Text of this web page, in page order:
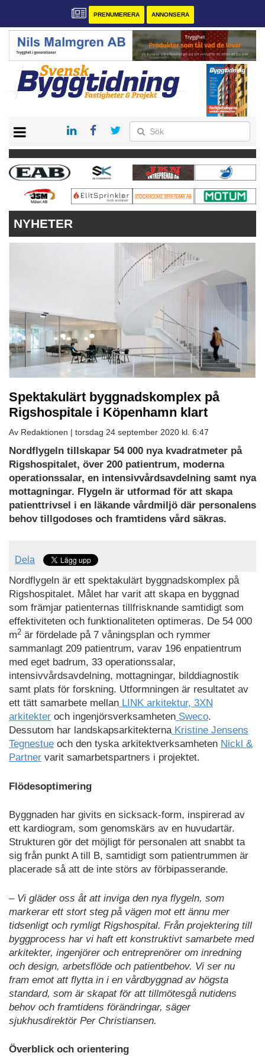
PRENUMERERA ANNONSERA
PRENUMERERA
VÅRA ANDRA MAGASIN
ANNONSERA
NYHETER
Spektakulärt byggnadskomplex på
Rigshospitale i Köpenhamn klart
Av Redaktionen | torsdag 24 september 2020 kl. 6:47
Nordflygeln tillskapar 54 000 nya kvadratmeter på
Rigshospitalet, över 200 patientrum, moderna
operationssalar, en intensivvårdsavdelning samt nya
mottagningar. Flygeln är utformad för att skapa
patienttrivsel i en läkande vårdmiljö där personalens
behov tillgodoses och framtidens vård säkras.
Dela
Nordflygeln är ett spektakulärt byggnadskomplex på
Rigshospitalet. Målet har varit att skapa en byggnad
som främjar patienternas tillfrisknande samtidigt som
effektiviteten och funktionaliteten optimeras. De 54 000
m2 är fördelade på 7 våningsplan och rymmer
sammanlagt 209 patientrum, varav 196 enpatientrum
med eget badrum, 33 operationssalar,
intensivvårdsavdelning, mottagningar, bilddiagnostik
samt plats för forskning. Utformningen är resultatet av
ett tätt samarbete mellan LINK arkitektur, 3XN
arkitekter och ingenjörsverksamheten Sweco.
Dessutom har landskapsarkitekternaKristine Jensens
Tegnestue och den tyska arkitektverksamheten Nickl &
Partner varit samarbetspartners i projektet.
Flödesoptimering
Byggnaden har givits en sicksack-form, inspirerad av
ett kardiogram, som genomskärs av en huvudartär.
Strukturen gör det möjligt för personalen att snabbt ta
sig från punkt A till B, samtidigt som patientrummen är
placerade så att de inte störs av förbipasserande.
– Vi gläder oss åt att inviga den nya flygeln, som
markerar ett stort steg på vägen mot ett ännu mer
tidsenligt och rymligt Rigshospital. Från projektering till
byggprocess har vi haft ett konstruktivt samarbete med
arkitekter, ingenjörer och entreprenörer om inredning
och design, arbetsflöde och patientbehov. Vi ser nu
fram emot att flytta in i en vårdbyggnad av högsta
standard, som är skapat för att tillmötesgå nutidens
behov och framtidens förändringar, säger
sjukhusdirektör Per Christiansen.
Överblick och orientering